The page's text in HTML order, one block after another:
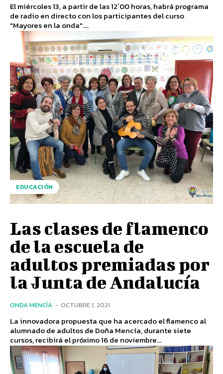
El miércoles 13, a partir de las 12´00 horas, habrá programa
de radio en directo con los participantes del curso
"Mayores en la onda"....
EDUCACIÓN
Las clases de flamenco
de la escuela de
adultos premiadas por
la Junta de Andalucía
ONDA MENCÍA - OCTUBRE 1, 2021
La innovadora propuesta que ha acercado el flamenco al
alumnado de adultos de Doña Mencía, durante siete
cursos, recibirá el próximo 16 de noviembre...